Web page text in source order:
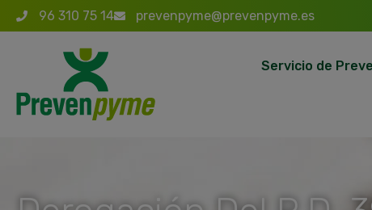
96 310 75 14 prevenpyme@prevenpyme.es
Servicio de